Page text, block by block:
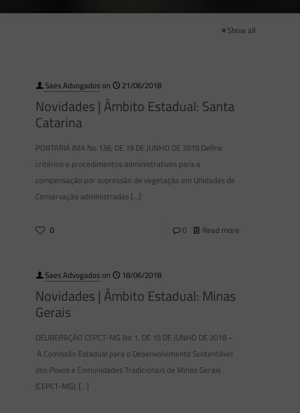
Show all
Saes Advogadoson 21/06/2018
Novidades | Âmbito Estadual: Santa
Catarina
PORTARIA IMA No 136, DE 19 DE JUNHO DE 2018 Define
critérios e procedimentos administrativos para a
compensação por supressão de vegetação em Unidades de
Conservação administradas […]
0 0 Read more
Saes Advogadoson 18/06/2018
Novidades | Âmbito Estadual: Minas
Gerais
DELIBERAÇÃO CEPCT-MG No 1, DE 15 DE JUNHO DE 2018 –
A Comissão Estadual para o Desenvolvimento Sustentável
dos Povos e Comunidades Tradicionais de Minas Gerais
(CEPCT-MG), […]